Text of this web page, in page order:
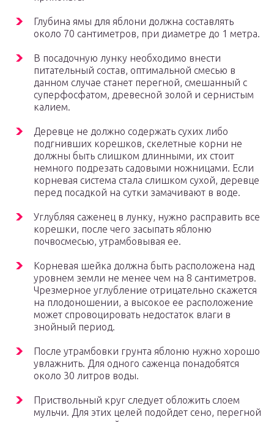
Глубина ямы для яблони должна составлять
около 70 сантиметров, при диаметре до 1 метра.
В посадочную лунку необходимо внести
питательный состав, оптимальной смесью в
данном случае станет перегной, смешанный с
суперфосфатом, древесной золой и сернистым
калием.
Деревце не должно содержать сухих либо
подгнивших корешков, скелетные корни не
должны быть слишком длинными, их стоит
немного подрезать садовыми ножницами. Если
корневая система стала слишком сухой, деревце
перед посадкой на сутки замачивают в воде.
Углубляя саженец в лунку, нужно расправить все
корешки, после чего засыпать яблоню
почвосмесью, утрамбовывая ее.
Корневая шейка должна быть расположена над
уровнем земли не менее чем на 8 сантиметров.
Чрезмерное углубление отрицательно скажется
на плодоношении, а высокое ее расположение
может спровоцировать недостаток влаги в
знойный период.
После утрамбовки грунта яблоню нужно хорошо
увлажнить. Для одного саженца понадобятся
около 30 литров воды.
Приствольный круг следует обложить слоем
мульчи. Для этих целей подойдет сено, перегной